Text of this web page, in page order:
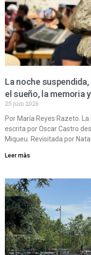
La noche
el sueño, la memoria
25 juin 2026
Por María Reyes Razeto.
escrita por Oscar Castro
Miqueu. Revisitada por
Leer màs